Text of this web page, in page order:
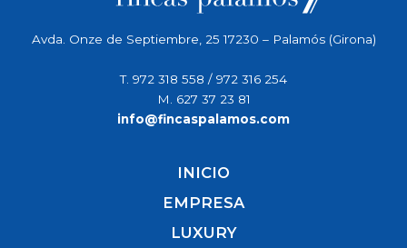
Avda. Onze de Septiembre, 25 17230 – Palamós (Girona)
T. 972 318 558 / 972 316 254
M. 627 37 23 81
info@fincaspalamos.com
INICIO
EMPRESA
LUXURY